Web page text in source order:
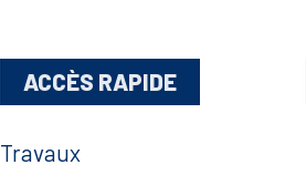
ACCÈS RAPIDE
Travaux